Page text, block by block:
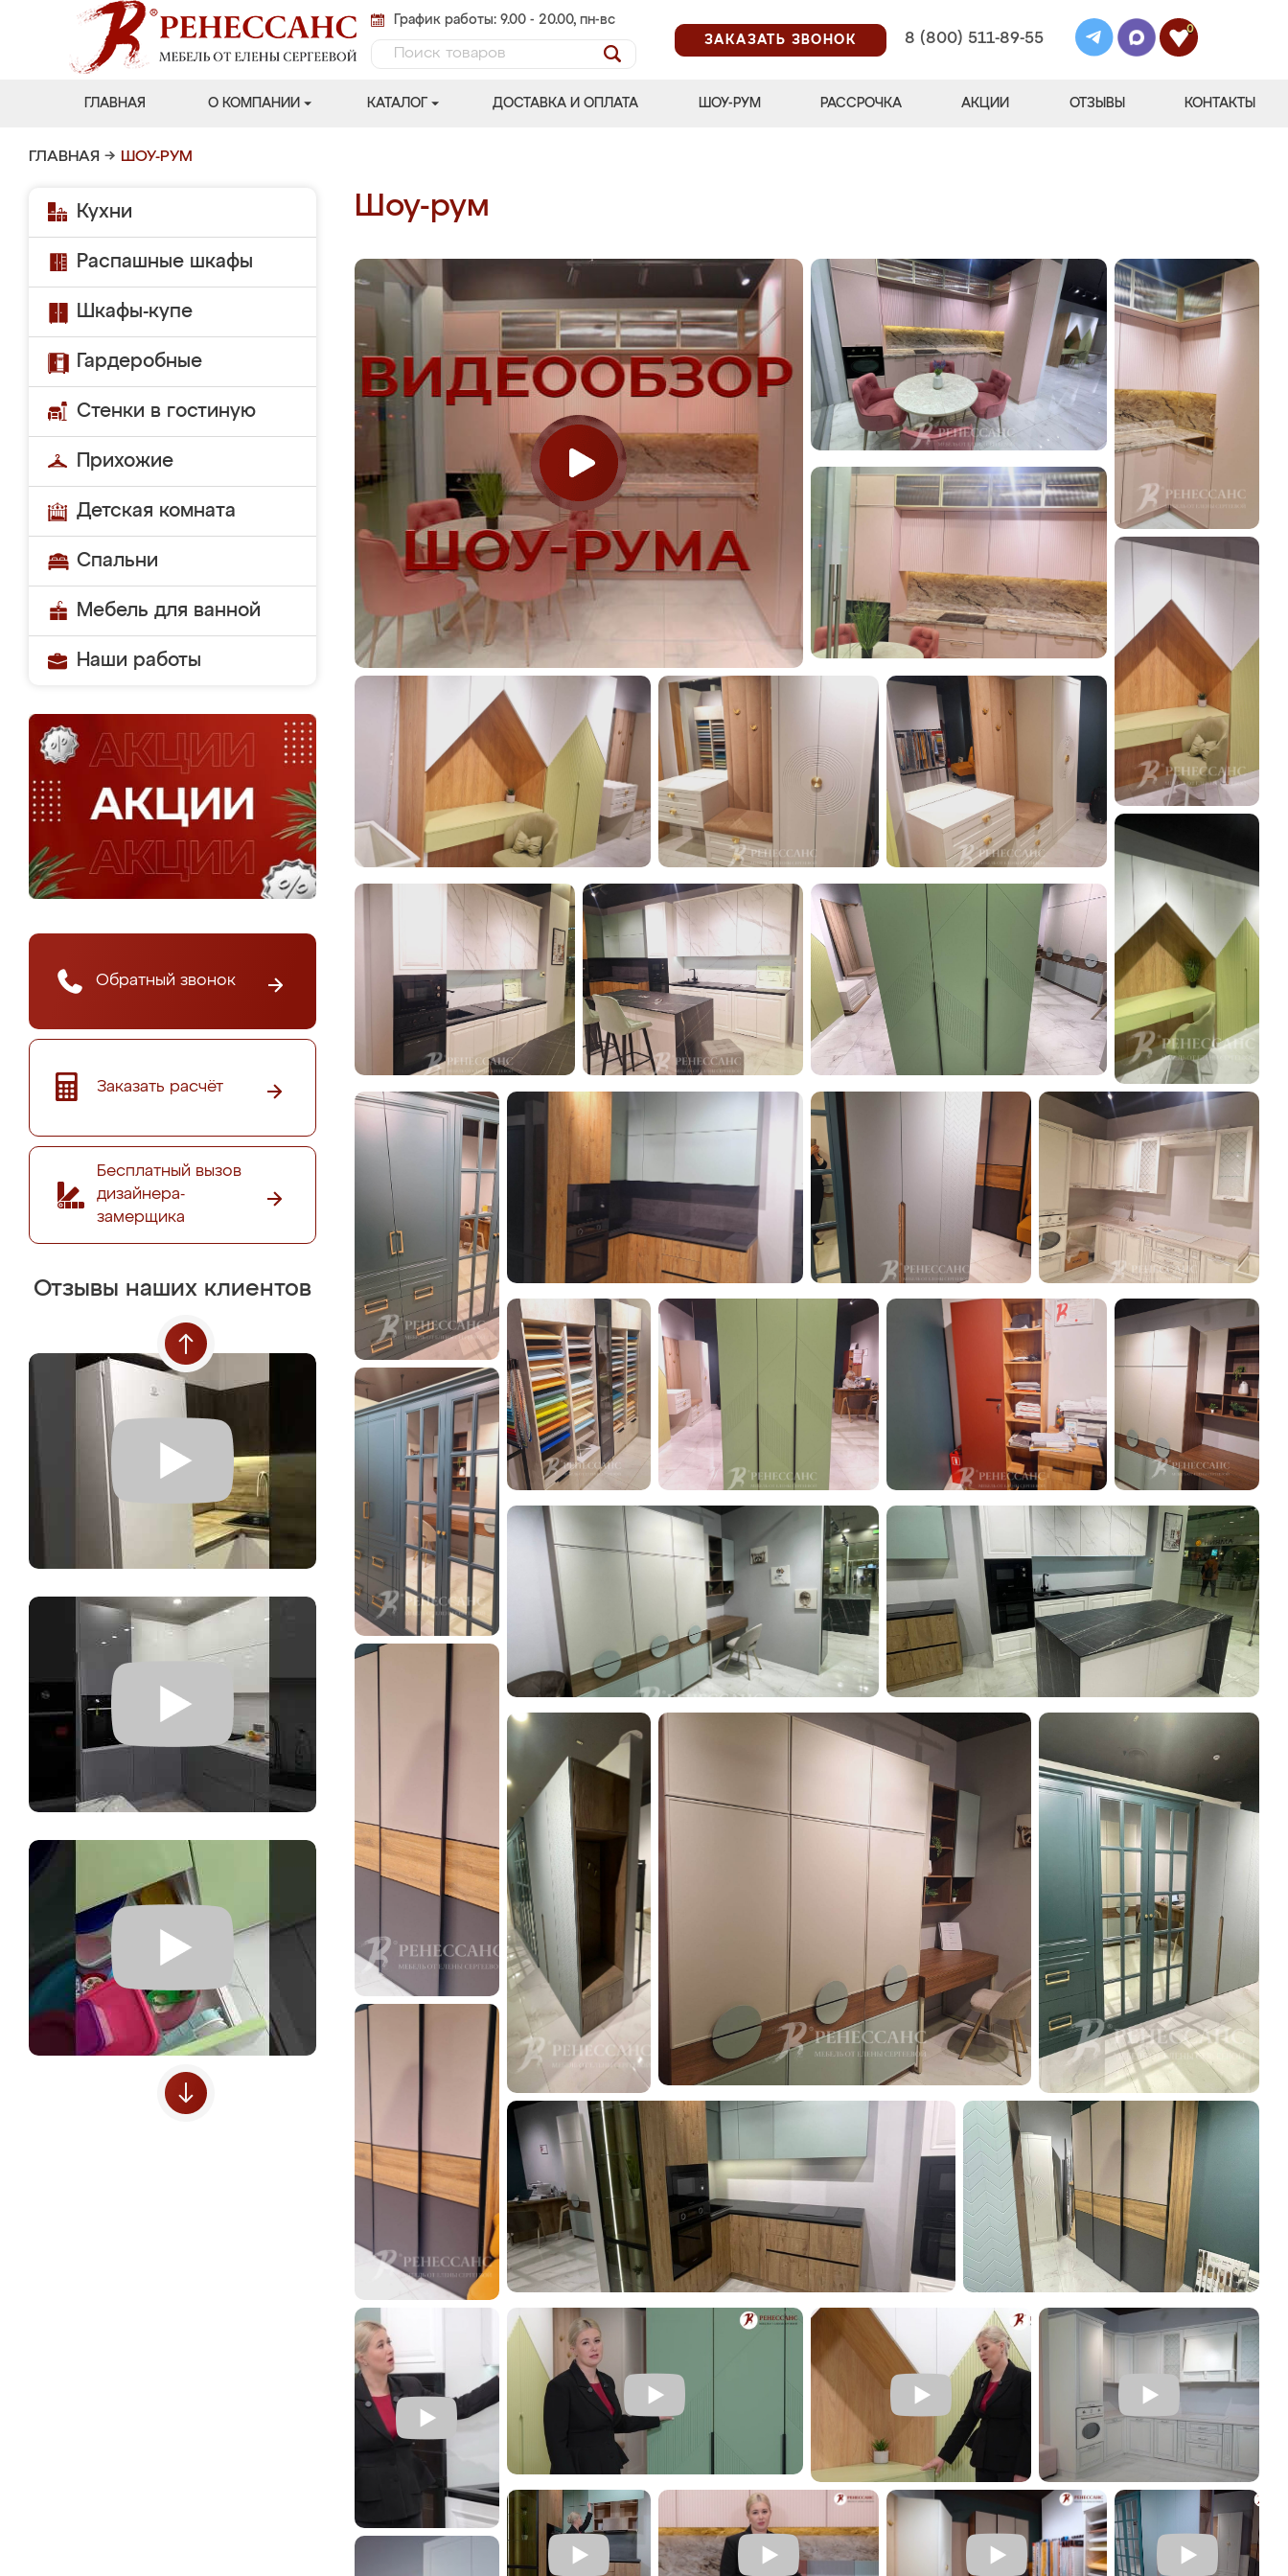
График работы: 9.00 - 20.00, пн-вс
ЗАКАЗАТЬ ЗВОНОК
8 (800) 511-89-55
0
ГЛАВНАЯ О КОМПАНИИ КАТАЛОГ ДОСТАВКА И ОПЛАТА ШОУ-РУМ РАССРОЧКА АКЦИИ ОТЗЫВЫ КОНТАКТЫ
ГЛАВНАЯ → ШОУ-РУМ
Кухни
Распашные шкафы
Шкафы-купе
Гардеробные
Стенки в гостиную
Прихожие
Детская комната
Спальни
Мебель для ванной
Наши работы
Обратный звонок
Заказать расчёт
Бесплатный вызов
дизайнера-
замерщика
Отзывы наших клиентов
Шоу-рум